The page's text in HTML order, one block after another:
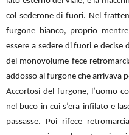
col sederone di fuori. Nel
furgone bianco, proprio
essere a sedere di fuori e decise
del monovolume fece
addosso al furgone che arrivava
Accortosi del furgone, l’uomo
nel buco in cui s’era infilato e
passasse. Poi rifece